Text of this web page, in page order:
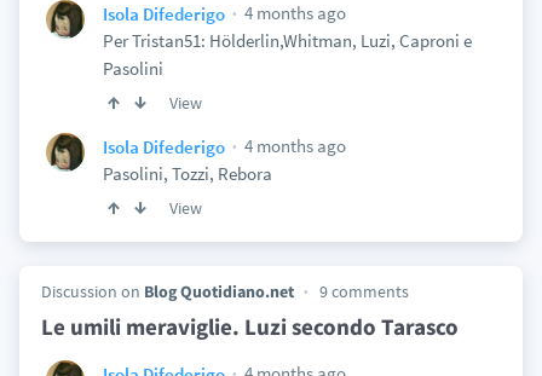
Isola Difederigo
4 months ago
Per Tristan51: Hölderlin,Whitman, Luzi, Caproni e
Pasolini
View
Isola Difederigo
4 months ago
Pasolini, Tozzi, Rebora
View
Discussion on Blog Quotidiano.net 9 comments
Le umili meraviglie. Luzi secondo Tarasco